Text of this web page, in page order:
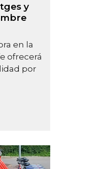
y
en la
ofrecerá
por